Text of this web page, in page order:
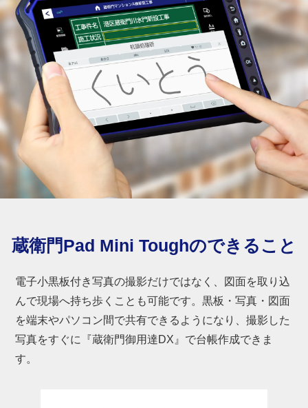
蔵衛門Pad Mini Toughのできること
電子小黒板付き写真の撮影だけではなく、図面を取り込
んで現場へ持ち歩くことも可能です。黒板・写真・図面
を端末やパソコン間で共有できるようになり、撮影した
写真をすぐに『蔵衛門御用達DX』で台帳作成できま
す。